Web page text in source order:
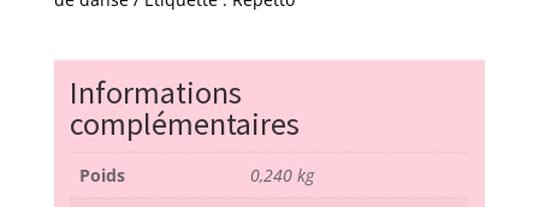
Informations
complémentaires
Poids
0,240 kg